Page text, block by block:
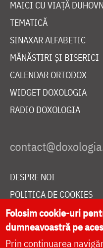
MAICI CU VIAȚĂ
TEMATICĂ
SINAXAR ALFABETIC
MĂNĂSTIRI ȘI BISERICI
CALENDAR ORTODOX
WIDGET DOXOLOGIA
RADIO DOXOLOGIA
DESPRE NOI
POLITICA DE COOKIES
DONEAZĂ ONLINE
Folosim cookie-uri
dumneavoastră pe
Prin continuarea